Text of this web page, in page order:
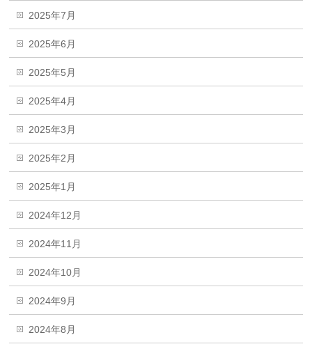
2025年7月
2025年6月
2025年5月
2025年4月
2025年3月
2025年2月
2025年1月
2024年12月
2024年11月
2024年10月
2024年9月
2024年8月